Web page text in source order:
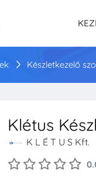
Készletkezelő
Klétus
K L É T U S Kft.